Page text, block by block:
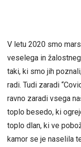
V letu 2020 smo
veselega in
taki, ki smo jih
radi. Tudi zaradi
ravno zaradi vsega
toplo besedo, ki
toplo dlan, ki ve
kamor se je naselila